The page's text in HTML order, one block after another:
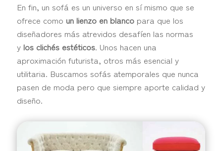
En fin, un sofá es un universo en sí mismo que se
ofrece como un lienzo en blancopara que los
diseñadores más atrevidos desafíen las normas
y los clichés estéticos. Unos hacen una
aproximación futurista, otros más esencial y
utilitaria. Buscamos sofás atemporales que nunca
pasen de moda pero que siempre aporte calidad y
diseño.